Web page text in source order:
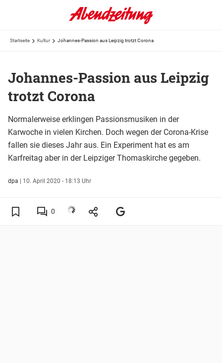
Startseite Kultur Johannes-Passion aus Leipzig trotzt Corona
Johannes-Passion aus Leipzig
trotzt Corona
Normalerweise erklingen Passionsmusiken in der
Karwoche in vielen Kirchen. Doch wegen der Corona-Krise
fallen sie dieses Jahr aus. Ein Experiment hat es am
Karfreitag aber in der Leipziger Thomaskirche gegeben.
dpa | 10. April 2020 - 18:13 Uhr
0